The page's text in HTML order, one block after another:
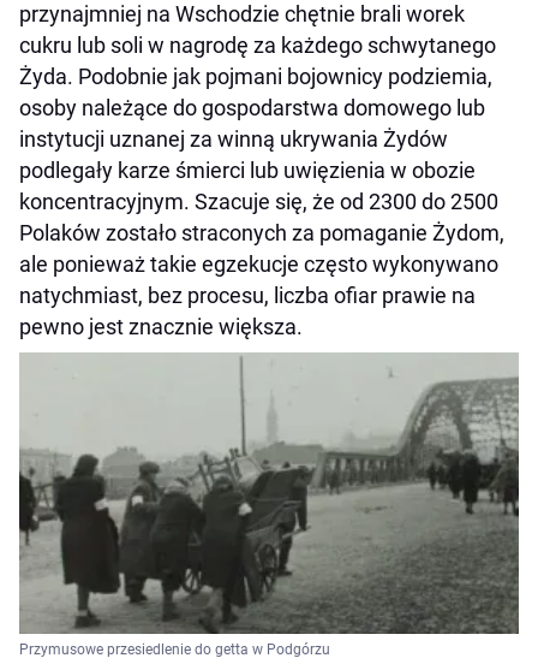
przynajmniej na Wschodzie chętnie brali worek
cukru lub soli w nagrodę za każdego schwytanego
Żyda. Podobnie jak pojmani bojownicy podziemia,
osoby należące do gospodarstwa domowego lub
instytucji uznanej za winną ukrywania Żydów
podlegały karze śmierci lub uwięzienia w obozie
koncentracyjnym. Szacuje się, że od 2300 do 2500
Polaków zostało straconych za pomaganie Żydom,
ale ponieważ takie egzekucje często wykonywano
natychmiast, bez procesu, liczba ofiar prawie na
pewno jest znacznie większa.
Przymusowe przesiedlenie do getta w Podgórzu